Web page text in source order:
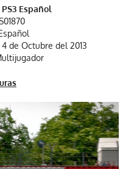
PS3 Español
de Octubre del 2013